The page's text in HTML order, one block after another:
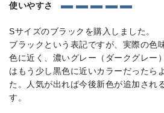
使いやすさ
Sサイズのブラックを購入しました。
ブラックという表記ですが、実際の色
色に近く、濃いグレー（ダークグレー
はもう少し黒色に近いカラーだったら
た。人気が出れば今後新色が追加され
す。